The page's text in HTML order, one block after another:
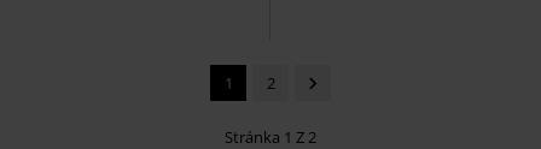
1 2
Stránka 1 Z 2